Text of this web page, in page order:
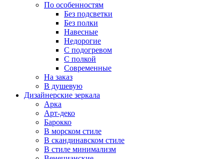
По особенностям
Без подсветки
Без полки
Навесные
Недорогие
С подогревом
С полкой
Современные
На заказ
В душевую
Дизайнерские зеркала
Арка
Арт-деко
Барокко
В морском стиле
В скандинавском стиле
В стиле минимализм